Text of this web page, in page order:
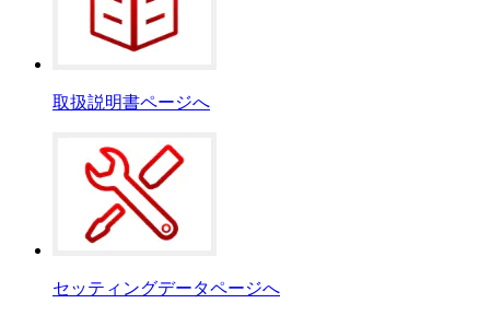
取扱説明書ページへ
セッティングデータページへ